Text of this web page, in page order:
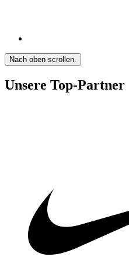
Nach oben scrollen.
Unsere Top-Partner